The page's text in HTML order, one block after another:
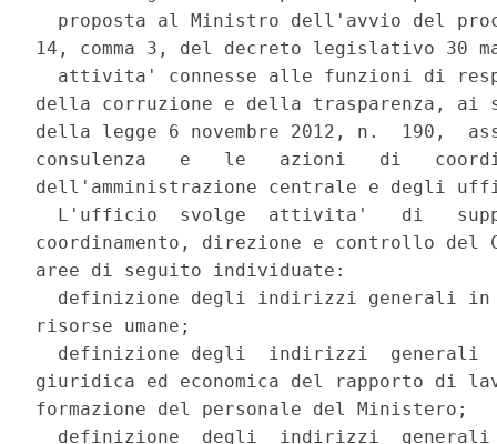
proposta al Ministro dell'avvio del
14, comma 3, del decreto legislativo 30
attivita' connesse alle funzioni di
della corruzione e della trasparenza, ai
della legge 6 novembre 2012, n.  190,
consulenza   e   le   azioni   di
dell'amministrazione centrale e degli
L'ufficio  svolge  attivita'   di
coordinamento, direzione e controllo del
aree di seguito individuate:
definizione degli indirizzi generali
risorse umane;
definizione degli  indirizzi  generali
giuridica ed economica del rapporto di
formazione del personale del Ministero;
definizione  degli  indirizzi